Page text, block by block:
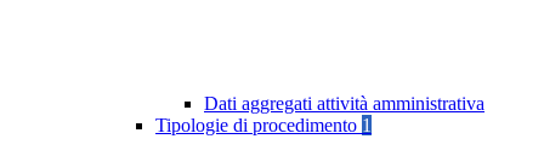
Dati aggregati attività amministrativa
Tipologie di procedimento 1